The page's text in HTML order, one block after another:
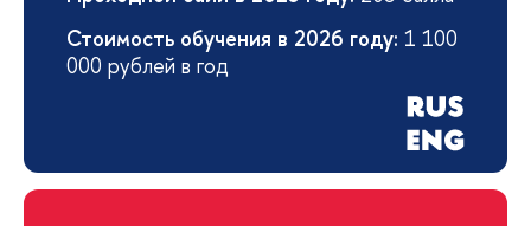
Стоимость обучения в 2026 году: 1 100
000 рублей в год